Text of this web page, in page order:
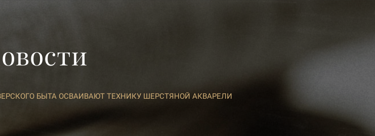
БЫТА ОСВАИВАЮТ ТЕХНИКУ ШЕРСТЯНОЙ АКВАРЕЛИ